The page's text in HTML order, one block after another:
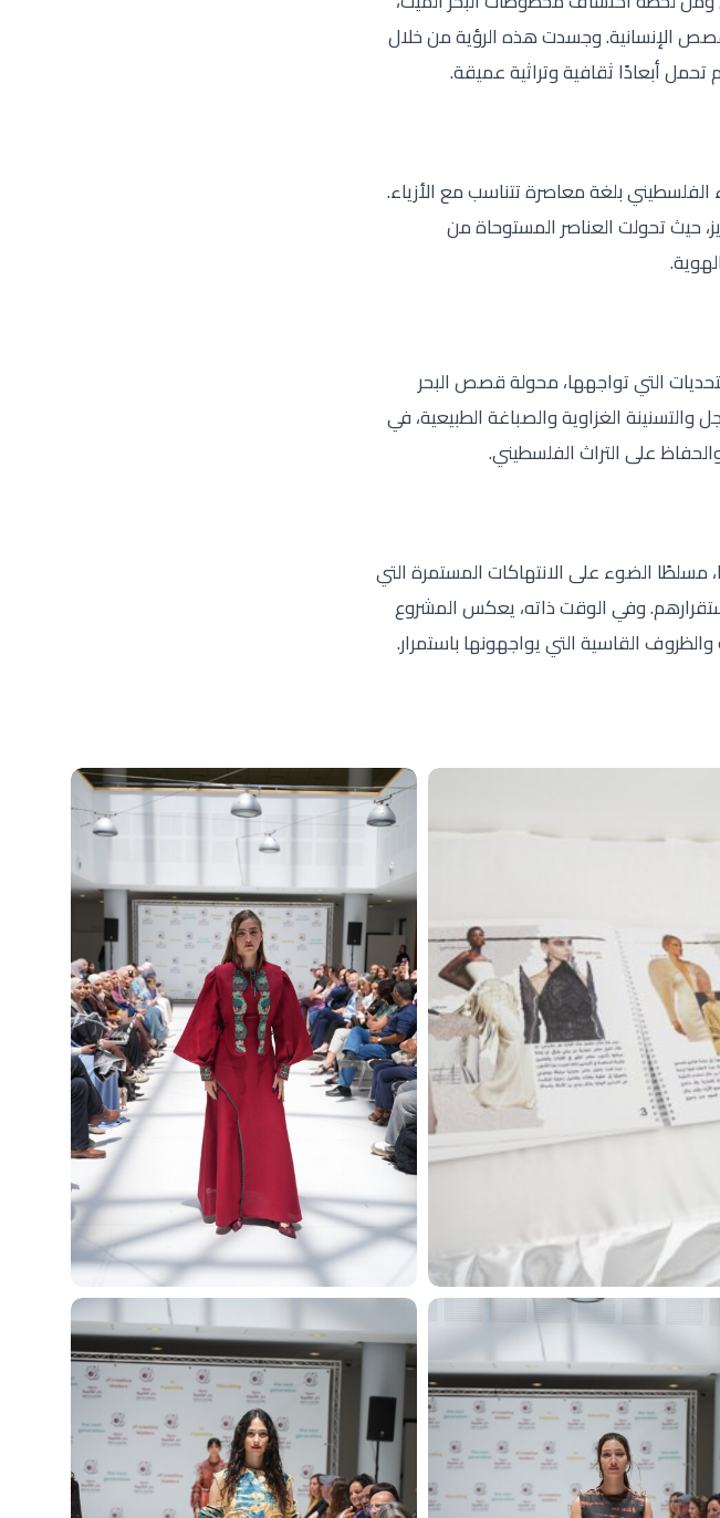
الإنسانية. وجسدت هذه الرؤية من خلال
أبعادًا ثقافية وتراثية عميقة.
بلغة معاصرة تتناسب مع الأزياء.
حيث تحولت العناصر المستوحاة من
التي تواجهها، محولة قصص البحر
الغزاوية والصباغة الطبيعية، في
على التراث الفلسطيني.
الضوء على الانتهاكات المستمرة التي
وفي الوقت ذاته، يعكس المشروع
القاسية التي يواجهونها باستمرار.